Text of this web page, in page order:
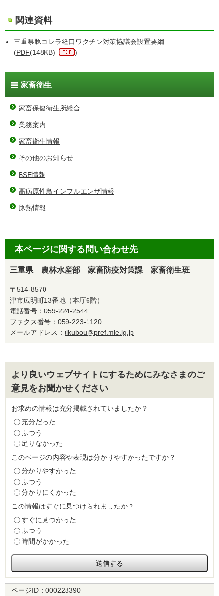
関連資料
三重県豚コレラ経口ワクチン対策協議会設置要綱
(PDF(148KB) )
家畜衛生
家畜保健衛生所総合
業務案内
家畜衛生情報
その他のお知らせ
BSE情報
高病原性鳥インフルエンザ情報
豚熱情報
本ページに関する問い合わせ先
三重県 農林水産部 家畜防疫対策課 家畜衛生班
〒514-8570
津市広明町13番地（本庁6階）
電話番号： 059-224-2544
ファクス番号：059-223-1120
メールアドレス： tikubou@pref.mie.lg.jp
より良いウェブサイトにするためにみなさまのご
意見をお聞かせください
お求めの情報は充分掲載されていましたか？
充分だった
ふつう
足りなかった
このページの内容や表現は分かりやすかったですか？
分かりやすかった
ふつう
分かりにくかった
この情報はすぐに見つけられましたか？
すぐに見つかった
ふつう
時間がかかった
ページID： 000228390